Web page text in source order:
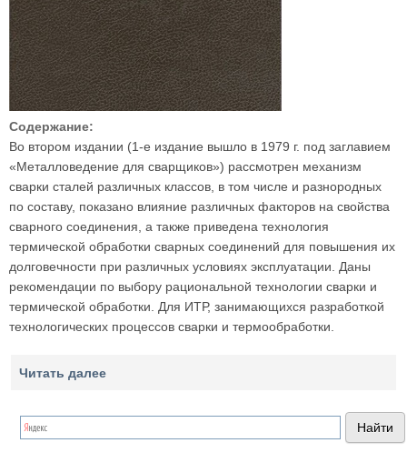
Содержание:
Во втором издании (1-е издание вышло в 1979 г. под заглавием
«Металловедение для сварщиков») рассмотрен механизм
сварки сталей различных классов, в том числе и разнородных
по составу, показано влияние различных факторов на свойства
сварного соединения, а также приведена технология
термической обработки сварных соединений для повышения их
долговечности при различных условиях эксплуатации. Даны
рекомендации по выбору рациональной технологии сварки и
термической обработки. Для ИТР, занимающихся разработкой
технологических процессов сварки и термообработки.
Читать далее